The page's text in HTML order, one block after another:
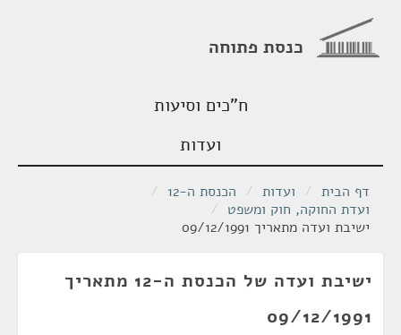
כנסת פתוחה
ח"כים וסיעות
ועדות
דף הבית / ועדות / הכנסת ה-12
/
ועדת החוקה, חוק ומשפט /
ישיבת ועדה מתאריך 09/12/1991
ישיבת ועדה של הכנסת ה-12 מתאריך
09/12/1991